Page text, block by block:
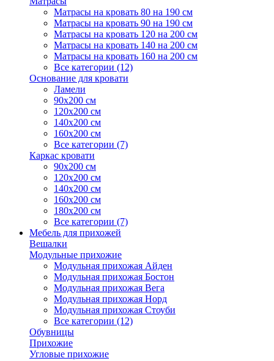
Матрасы на кровать 80 на 190 см
Матрасы на кровать 90 на 190 см
Матрасы на кровать 120 на 200 см
Матрасы на кровать 140 на 200 см
Матрасы на кровать 160 на 200 см
Все категории (12)
Основание для кровати
Ламели
90х200 см
120х200 см
140х200 см
160х200 см
Все категории (7)
Каркас кровати
90х200 см
120х200 см
140х200 см
160х200 см
180х200 см
Все категории (7)
Мебель для прихожей
Вешалки
Модульные прихожие
Модульная прихожая Айден
Модульная прихожая Бостон
Модульная прихожая Вега
Модульная прихожая Норд
Модульная прихожая Стоуби
Все категории (12)
Обувницы
Прихожие
Угловые прихожие